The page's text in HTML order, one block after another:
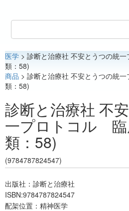
医学
看護
レジデント
医学 > 診断と治療社 不安とうつの統
類：58)
商品 > 診断と治療社 不安とうつの統
類：58)
診断と治療社 不
一プロトコル 臨
類：58)
(9784787824547)
出版社：診断と治療社
ISBN:9784787824547
配架位置：精神医学